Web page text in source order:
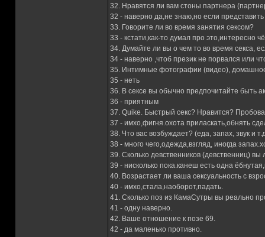
32. Нравятся ли вам стоны партнера
32 - наверно да,не знаю,но если
33. Говорите ли во время занятия сексом?
33 - кстати,как-то думал про это,интересно
34. Думайте ли вы о чем то во время секса,
34 - наверно ,чтоб презик не порвался или
35. Интимные фотографии (видео),
35 - неть
36. В сексе вы обычно предпочитайте быть
36 - приятным
37. Quike. Быстрый секс? Нравится?
37 - имхо,фигня.охота приласкать,обнять
38. Что вас возбуждает? (еда, запах, звук и
38 - много чего,одежда,взгляд, иногда
39. Сколько девственников (девственниц)
39 - нисколько пока.канеш есть одна
40. Возрастает ли ваша сексуальность с
40 - имхо,стала,наоборот,падать.
41. Сколько поз из КамаСутры вы реально
41 - одну наверно.
42. Ваше отношение к позе 69.
42 - да маленько противно.